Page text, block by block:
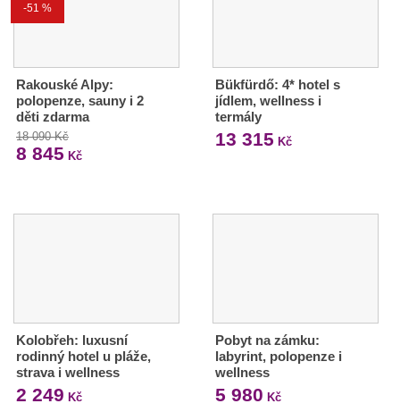
-51 %
Rakouské Alpy:
polopenze, sauny i 2
děti zdarma
18 090 Kč
8 845 Kč
Bükfürdő: 4* hotel s
jídlem, wellness i
termály
13 315 Kč
Kolobřeh: luxusní
rodinný hotel u pláže,
strava i wellness
2 249 Kč
Pobyt na zámku:
labyrint, polopenze i
wellness
5 980 Kč